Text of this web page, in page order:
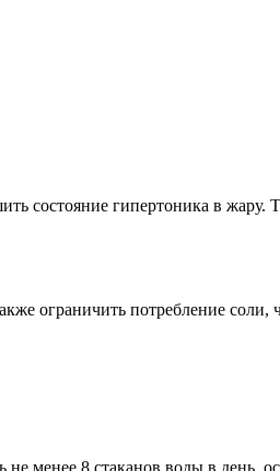
состояние гипертоника в жару.
ограничить потребление соли,
менее 8 стаканов воды в день,